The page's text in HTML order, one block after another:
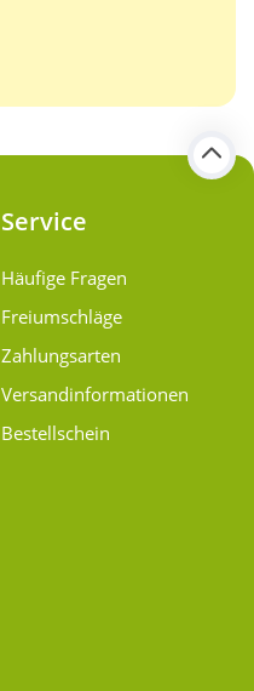
Service
Häufige Fragen
Freiumschläge
Zahlungsarten
Versand­informationen
Bestellschein